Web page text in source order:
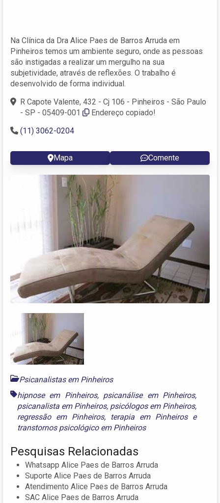
Na Clínica da Dra Alice Paes de Barros Arruda em
Pinheiros temos um ambiente seguro, onde as pessoas
são instigadas a realizar um mergulho na sua
subjetividade, através de reflexões. O trabalho é
desenvolvido de forma individual.
R Capote Valente, 432 - Cj 106 - Pinheiros - São Paulo
- SP - 05409-001
Endereço copiado!
(11) 3062-0204
Mapa Comente
Psicanalistas em Pinheiros
hipnose em Pinheiros, psicanálise em Pinheiros,
psicanalista em Pinheiros, psicólogos em Pinheiros,
regressão em Pinheiros, terapia em Pinheirose
transtornos psicológico em Pinheiros
Pesquisas Relacionadas
Whatsapp Alice Paes de Barros Arruda
Suporte Alice Paes de Barros Arruda
Atendimento Alice Paes de Barros Arruda
SAC Alice Paes de Barros Arruda